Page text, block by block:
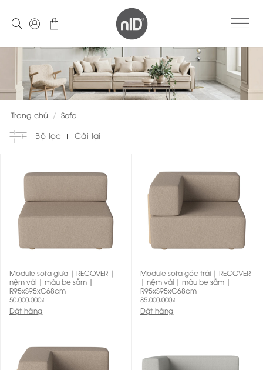
Trang chủ / Sofa
Bộ lọc
Cài lại
Module sofa giữa | RECOVER |
nệm vải | màu be sẫm |
R95xS95xC68cm
50.000.000₫
Đặt hàng
Module sofa góc trái | RECOVER
| nệm vải | màu be sẫm |
R95xS95xC68cm
85.000.000₫
Đặt hàng